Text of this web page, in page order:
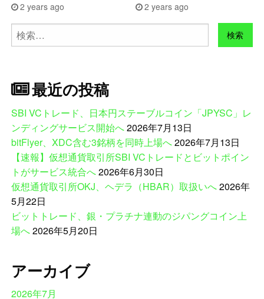
2 years ago
2 years ago
検
索:
最近の投稿
SBI VCトレード、日本円ステーブルコイン「JPYSC」レ
ンディングサービス開始へ2026年7月13日
bitFlyer、XDC含む3銘柄を同時上場へ2026年7月13日
【速報】仮想通貨取引所SBI VCトレードとビットポイン
トがサービス統合へ2026年6月30日
仮想通貨取引所OKJ、ヘデラ（HBAR）取扱いへ2026年
5月22日
ビットトレード、銀・プラチナ連動のジパングコイン上
場へ2026年5月20日
アーカイブ
2026年7月